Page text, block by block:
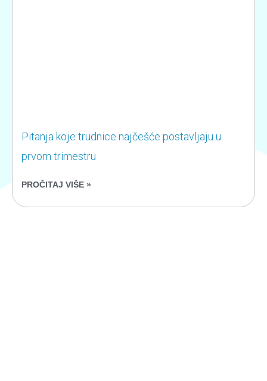
Pitanja koje trudnice najčešće postavljaju u
prvom trimestru
PROČITAJ VIŠE »